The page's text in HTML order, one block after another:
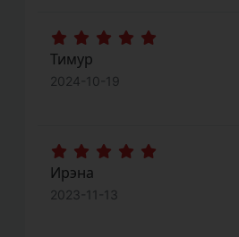
Тимур
2024-10-19
Ирэна
2023-11-13